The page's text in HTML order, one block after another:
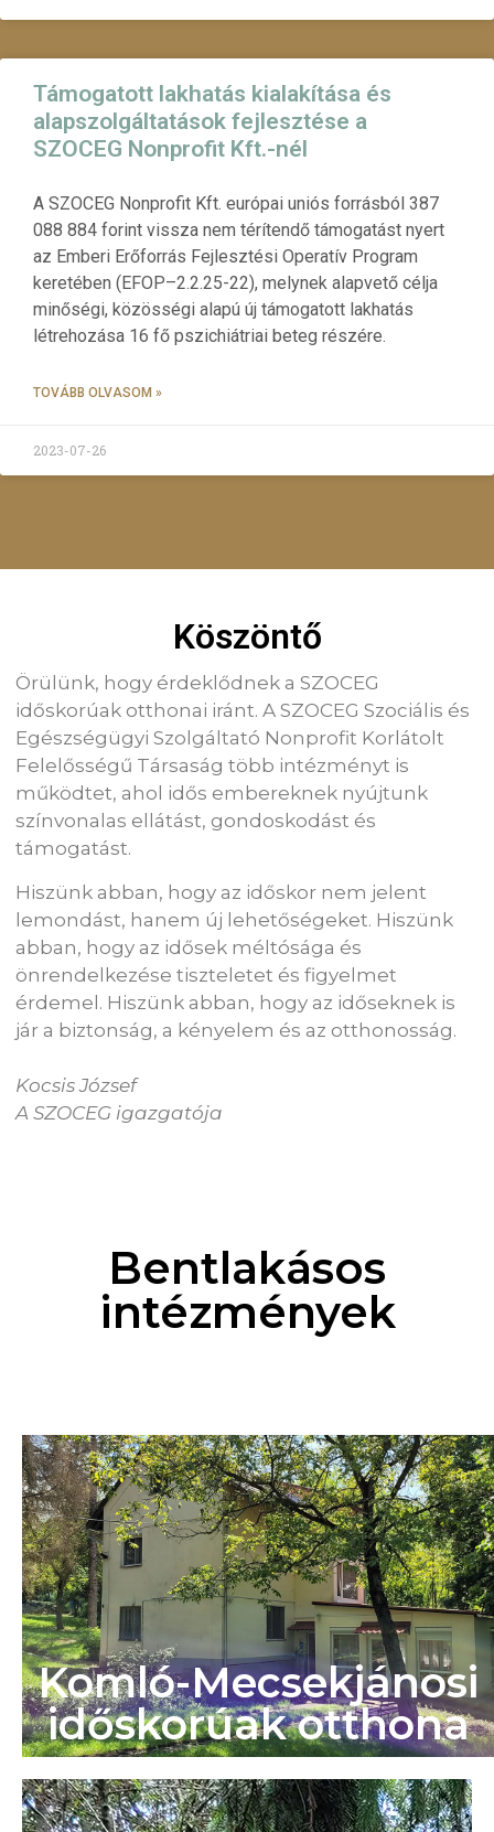
Támogatott lakhatás kialakítása és
alapszolgáltatások fejlesztése a
SZOCEG Nonprofit Kft.-nél
A SZOCEG Nonprofit Kft. európai uniós forrásból 387
088 884 forint vissza nem térítendő támogatást nyert
az Emberi Erőforrás Fejlesztési Operatív Program
keretében (EFOP–2.2.25-22), melynek alapvető célja
minőségi, közösségi alapú új támogatott lakhatás
létrehozása 16 fő pszichiátriai beteg részére.
TOVÁBB OLVASOM »
2023-07-26
Köszöntő
Örülünk, hogy érdeklődnek a SZOCEG
időskorúak otthonai iránt. A SZOCEG Szociális és
Egészségügyi Szolgáltató Nonprofit Korlátolt
Felelősségű Társaság több intézményt is
működtet, ahol idős embereknek nyújtunk
színvonalas ellátást, gondoskodást és
támogatást.
Hiszünk abban, hogy az időskor nem jelent
lemondást, hanem új lehetőségeket. Hiszünk
abban, hogy az idősek méltósága és
önrendelkezése tiszteletet és figyelmet
érdemel. Hiszünk abban, hogy az időseknek is
jár a biztonság, a kényelem és az otthonosság.
Kocsis József
A SZOCEG igazgatója
Bentlakásos
intézmények
Komló-Mecsekjánosi
időskorúak otthona